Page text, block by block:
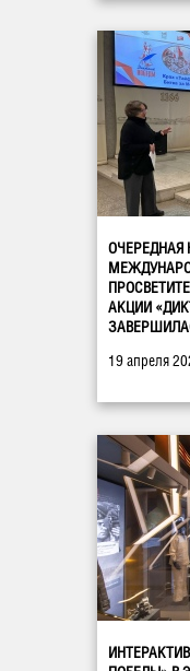
ОЧЕРЕДНАЯ
АКЦИИ
19 апреля